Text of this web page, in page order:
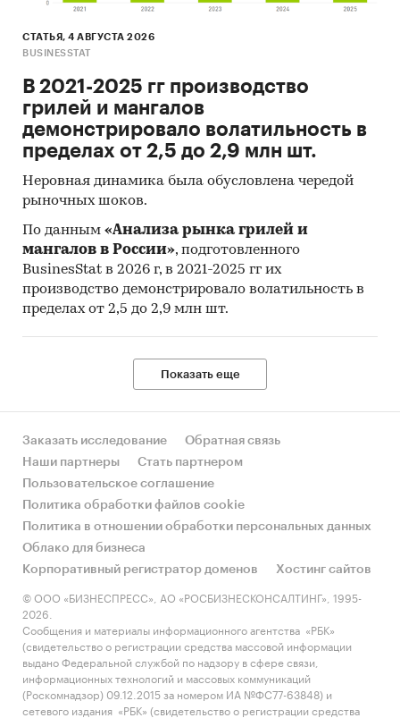
СТАТЬЯ, 4 АВГУСТА 2026
BUSINESSTAT
В 2021-2025 гг производство
грилей и мангалов
демонстрировало волатильность в
пределах от 2,5 до 2,9 млн шт.
Неровная динамика была обусловлена чередой
рыночных шоков.
По данным «Анализа рынка грилей и
мангалов в России», подготовленного
BusinesStat в 2026 г, в 2021-2025 гг их
производство демонстрировало волатильность в
пределах от 2,5 до 2,9 млн шт.
Показать еще
Заказать исследование
Обратная связь
Наши партнеры
Стать партнером
Пользовательское соглашение
Политика обработки файлов cookie
Политика в отношении обработки персональных данных
Облако для бизнеса
Корпоративный регистратор доменов
Хостинг сайтов
© ООО «БИЗНЕСПРЕСС», АО «РОСБИЗНЕСКОНСАЛТИНГ», 1995-
2026.
Сообщения и материалы информационного агентства «РБК»
(свидетельство о регистрации средства массовой информации
выдано Федеральной службой по надзору в сфере связи,
информационных технологий и массовых коммуникаций
(Роскомнадзор) 09.12.2015 за номером ИА №ФС77-63848) и
сетевого издания «РБК» (свидетельство о регистрации средства